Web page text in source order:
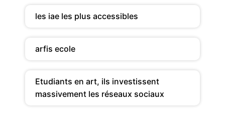
les iae les plus accessibles
arfis ecole
Etudiants en art, ils investissent
massivement les réseaux sociaux